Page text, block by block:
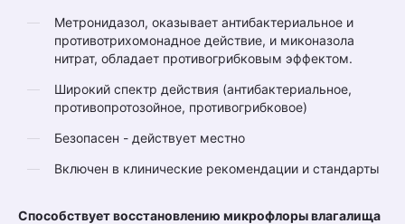
Метронидазол, оказывает антибактериальное и
противотрихомонадное действие, и миконазола
нитрат, обладает противогрибковым эффектом.
Широкий спектр действия (антибактериальное,
противопротозойное, противогрибковое)
Безопасен - действует местно
Включен в клинические рекомендации и стандарты
Способствует восстановлению микрофлоры влагалища